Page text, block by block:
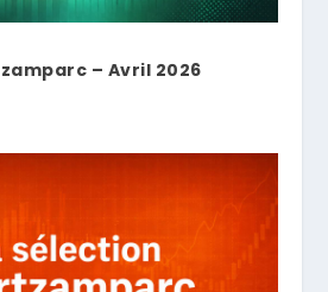
– Avril 2026